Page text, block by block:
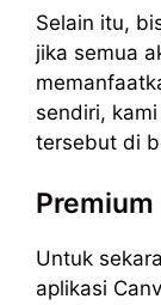
Selain itu,
jika semua
sendiri,
tersebut di
Untuk
aplikasi